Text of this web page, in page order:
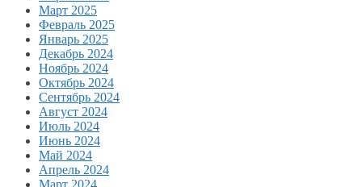
Март 2025
Февраль 2025
Январь 2025
Декабрь 2024
Ноябрь 2024
Октябрь 2024
Сентябрь 2024
Август 2024
Июль 2024
Июнь 2024
Май 2024
Апрель 2024